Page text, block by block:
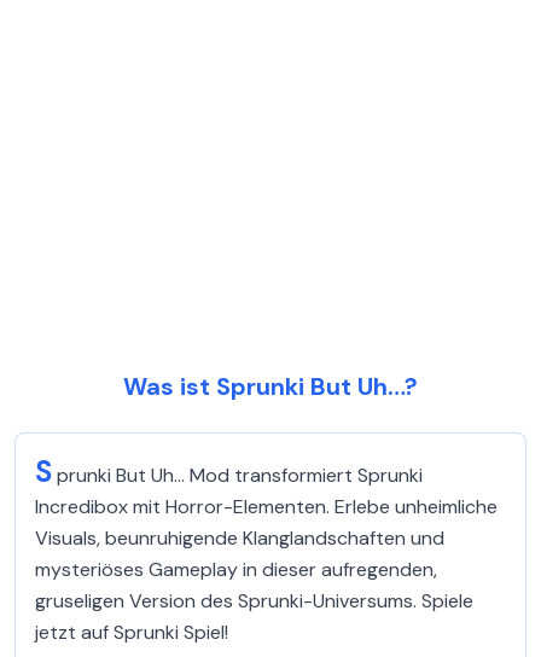
Was ist Sprunki But Uh…?
Sprunki But Uh… Mod transformiert Sprunki
Incredibox mit Horror-Elementen. Erlebe unheimliche
Visuals, beunruhigende Klanglandschaften und
mysteriöses Gameplay in dieser aufregenden,
gruseligen Version des Sprunki-Universums. Spiele
jetzt auf Sprunki Spiel!